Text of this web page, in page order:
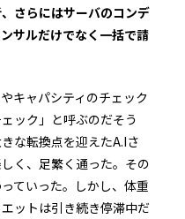
さらにはサーバのコンデ
サルだけでなく一括で請
キャパシティのチェック
ック」と呼ぶのだそう
な転換点を迎えたA.Iさ
く、足繁く通った。その
ていった。しかし、体重
ットは引き続き停滞中だ